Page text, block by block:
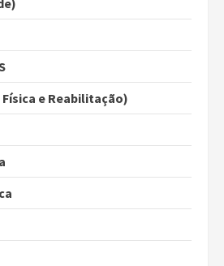
e Reabilitação)